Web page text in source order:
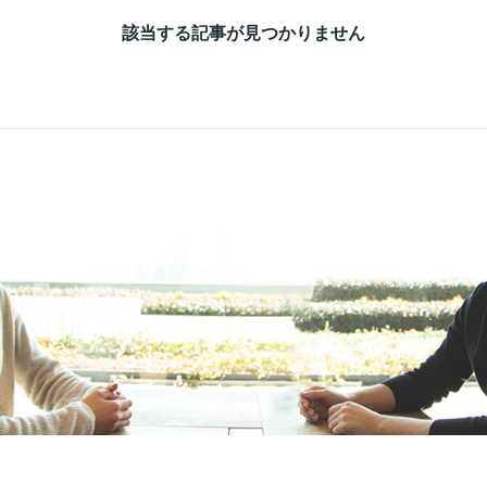
該当する記事が見つかりません